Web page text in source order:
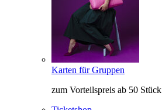
Karten für Gruppen
zum Vorteilspreis ab 50 Stück